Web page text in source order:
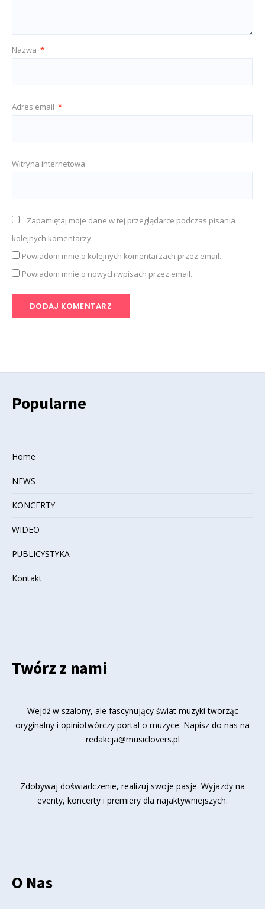
Nazwa *
Adres email *
Witryna internetowa
Zapamiętaj moje dane w tej przeglądarce podczas pisania
kolejnych komentarzy.
Powiadom mnie o kolejnych komentarzach przez email.
Powiadom mnie o nowych wpisach przez email.
Popularne
Home
NEWS
KONCERTY
WIDEO
PUBLICYSTYKA
Kontakt
Twórz z nami
Wejdź w szalony, ale fascynujący świat muzyki tworząc
oryginalny i opiniotwórczy portal o muzyce. Napisz do nas na
redakcja@musiclovers.pl
Zdobywaj doświadczenie, realizuj swoje pasje. Wyjazdy na
eventy, koncerty i premiery dla najaktywniejszych.
O Nas